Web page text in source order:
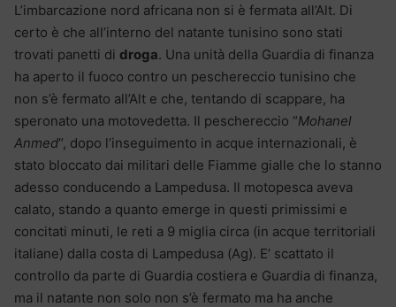
L’imbarcazione nord africana non si è fermata all’Alt. Di
certo è che all’interno del natante tunisino sono stati
trovati panetti di droga. Una unità della Guardia di finanza
ha aperto il fuoco contro un peschereccio tunisino che
non s’è fermato all’Alt e che, tentando di scappare, ha
speronato una motovedetta. Il peschereccio “Mohanel
Anmed“, dopo l’inseguimento in acque internazionali, è
stato bloccato dai militari delle Fiamme gialle che lo stanno
adesso conducendo a Lampedusa. Il motopesca aveva
calato, stando a quanto emerge in questi primissimi e
concitati minuti, le reti a 9 miglia circa (in acque territoriali
italiane) dalla costa di Lampedusa (Ag). E’ scattato il
controllo da parte di Guardia costiera e Guardia di finanza,
ma il natante non solo non s’è fermato ma ha anche